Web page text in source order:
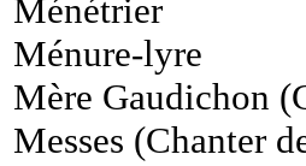
Ménétrier
Ménure-lyre
Mère Gaudichon
Messes (Chanter